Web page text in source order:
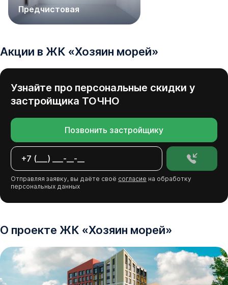
Предчистовая
Акции в ЖК «Хозяин морей»
Узнайте про персональные скидки у
застройщика ТОЧНО
Позвонить застройщику
Отправляя заявку, вы даёте своё согласие на обработку
персональных данных
О проекте ЖК «Хозяин морей»